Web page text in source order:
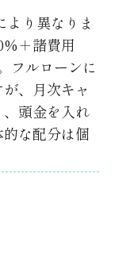
り異なりま
＋諸費用
フルローンに
、月次キャ
頭金を入れ
な配分は個